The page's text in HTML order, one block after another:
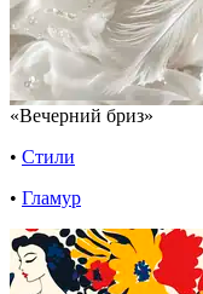
«Вечерний бриз»
• Стили
• Гламур